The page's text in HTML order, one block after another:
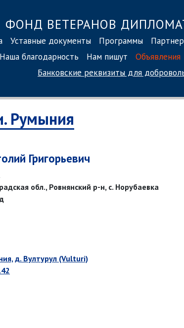
ФОНД ВЕТЕРАНОВ
Уставные документы Программы
Наша благодарность
Нам пишут Объявления
Банковские реквизиты для
Румыния
Григорьевич
обл., Ровнянский р-н, с. Норубаевка
д. Вултурул (Vulturi)